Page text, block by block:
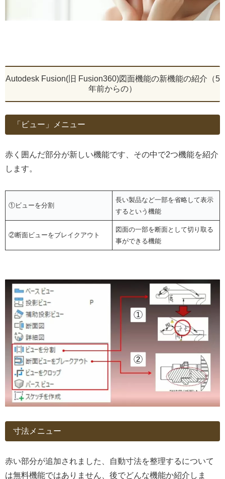
Autodesk Fusion(旧 Fusion360)図面機能の新機能の紹介（5
年前からの）
「ビュー」メニュー
赤く囲んだ部分が新しい機能です、その中で2つ機能を紹介
します。
①ビューを分割
長い製品など一部を省略して表示
するという機能
②断面ビューをブレイクアウト
図面の一部を断面として切り取る
事ができる機能
寸法メニュー
赤い部分が追加されました、自動寸法を整理するについて
は無料機能ではありません、後でどんな機能か紹介しま